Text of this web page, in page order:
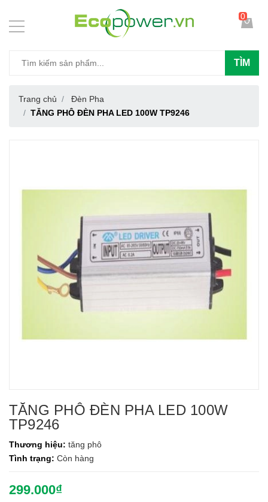
TÌM
0
Trang chủ
Đèn Pha
TĂNG PHÔ ĐÈN PHA LED 100W TP9246
TĂNG PHÔ ĐÈN PHA LED 100W
TP9246
Thương hiệu: tăng phô
Tình trạng: Còn hàng
299.000₫